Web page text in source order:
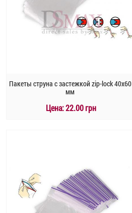
Пакеты струна с застежкой zip-lock 40х60
мм
Цена:22.00 грн